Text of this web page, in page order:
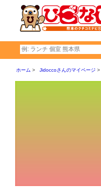
ホーム Jidoccoさんのマイページ